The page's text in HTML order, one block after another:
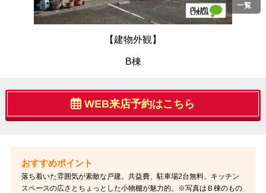
一覧
【建物外観】
B棟
WEB来店予約はこちら
落ち着いた雰囲気が素敵な戸建。共益費、駐車場2台無料。キッチン
スペースの広さとちょっとした小物棚が魅力的。※写真はＢ棟のもの